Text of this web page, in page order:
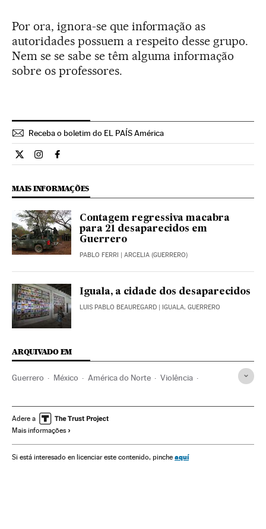
Por ora, ignora-se que informação as
autoridades possuem a respeito desse grupo.
Nem se se sabe se têm alguma informação
sobre os professores.
Receba o boletim do EL PAÍS América
Internacional El País Brasil en Twitter
Internacional El País Brasil en Instagram
Internacional El País Brasil en Facebook
MAIS INFORMAÇÕES
Contagem regressiva macabra
para 21 desaparecidos em
Guerrero
PABLO FERRI | ARCELIA (GUERRERO)
Iguala, a cidade dos desaparecidos
LUIS PABLO BEAUREGARD | IGUALA, GUERRERO
ARQUIVADO EM
Guerrero México América do Norte Violência
Problemas sociais Sociedade
Adere a
Mais informações
Si está interesado en licenciar este contenido, pinche aquí